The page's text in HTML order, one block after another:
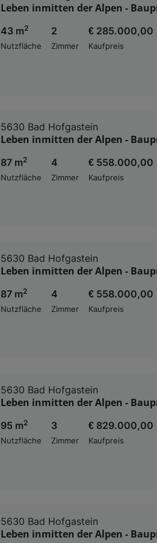
Leben inmitten der Alpen -
43 m2
Nutzfläche
2
Zimmer
€ 285.000,00
Kaufpreis
5630 Bad Hofgastein
Leben inmitten der Alpen -
87 m2
Nutzfläche
4
Zimmer
€ 558.000,00
Kaufpreis
5630 Bad Hofgastein
Leben inmitten der Alpen -
87 m2
Nutzfläche
4
Zimmer
€ 558.000,00
Kaufpreis
5630 Bad Hofgastein
Leben inmitten der Alpen -
95 m2
Nutzfläche
3
Zimmer
€ 829.000,00
Kaufpreis
5630 Bad Hofgastein
Leben inmitten der Alpen -